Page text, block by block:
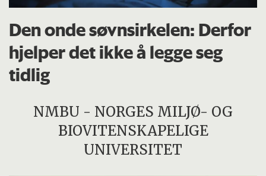
Den onde søvnsirkelen: Derfor
hjelper det ikke å legge seg
tidlig
NMBU - NORGES MILJØ- OG
BIOVITENSKAPELIGE
UNIVERSITET